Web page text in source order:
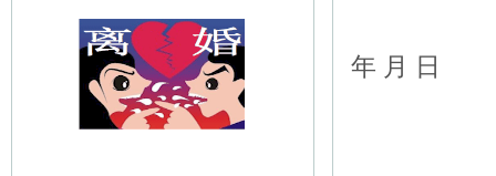
年 月 日